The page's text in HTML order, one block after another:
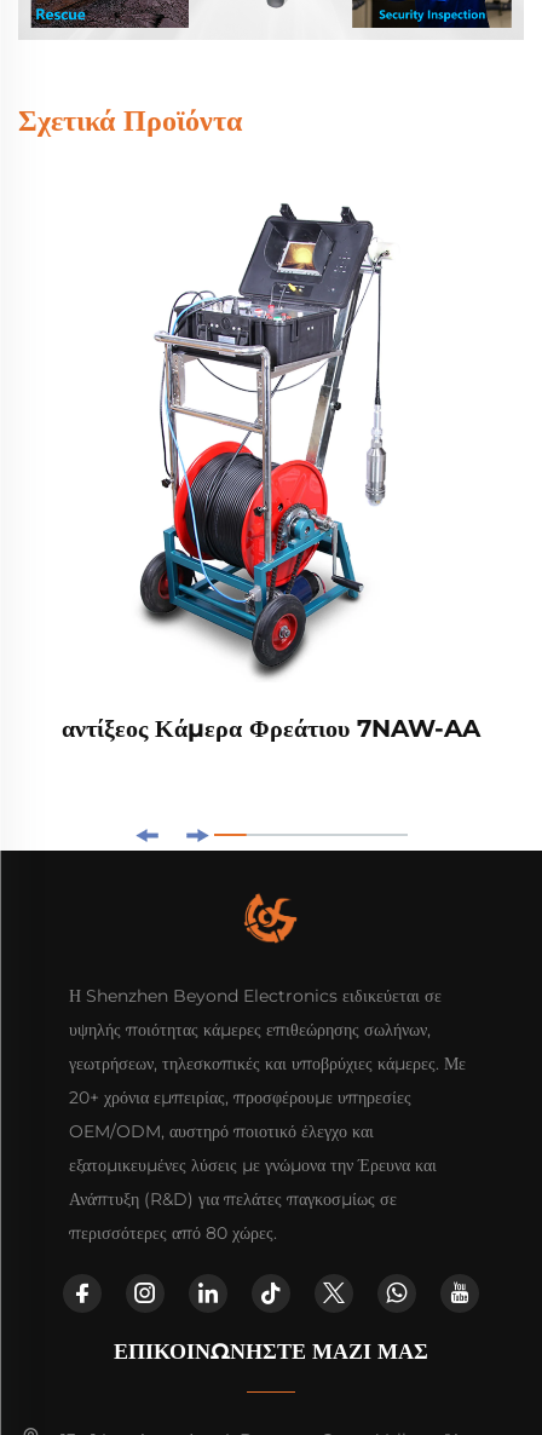
Σχετικά Προϊόντα
αντίξεος Κάμερα Φρεάτιου 7NAW-AA
Η Shenzhen Beyond Electronics ειδικεύεται σε
υψηλής ποιότητας κάμερες επιθεώρησης σωλήνων,
γεωτρήσεων, τηλεσκοπικές και υποβρύχιες κάμερες. Με
20+ χρόνια εμπειρίας, προσφέρουμε υπηρεσίες
OEM/ODM, αυστηρό ποιοτικό έλεγχο και
εξατομικευμένες λύσεις με γνώμονα την Έρευνα και
Ανάπτυξη (R&D) για πελάτες παγκοσμίως σε
περισσότερες από 80 χώρες.
ΕΠΙΚΟΙΝΩΝΗΣΤΕ ΜΑΖΙ ΜΑΣ